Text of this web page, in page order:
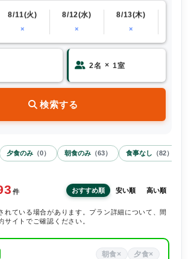
8/11(火)
×
8/12(水)
×
8/13(木)
×
2名 × 1室
検索する
夕食のみ （0） 朝食のみ （63） 食事なし （82）
件 おすすめ順 安い順 高い順
れている場合があります。プラン詳細について、間
サイトでご確認ください。
朝食× 夕食×